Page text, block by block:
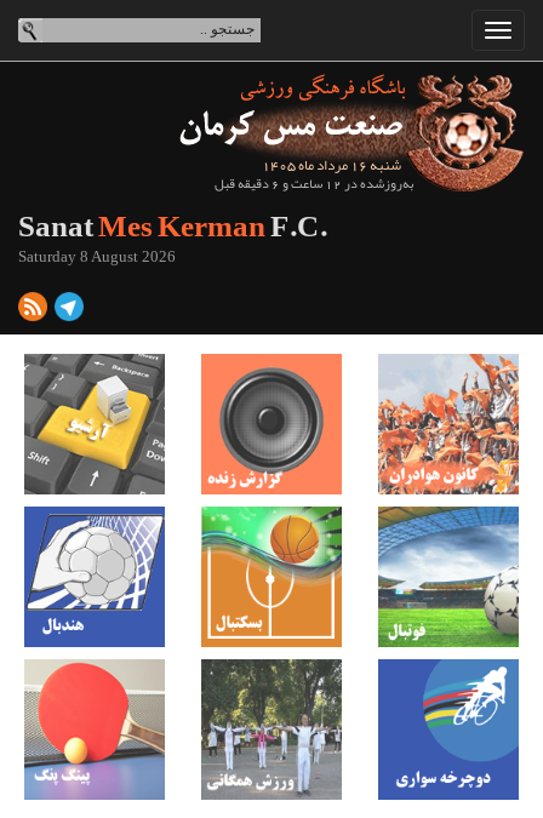
شنبه 16 مرداد ماه 1405
به‌روزشده در 12 ساعت و 6 دقیقه قبل
SanatMes KermanF.C.
Saturday 8 August 2026